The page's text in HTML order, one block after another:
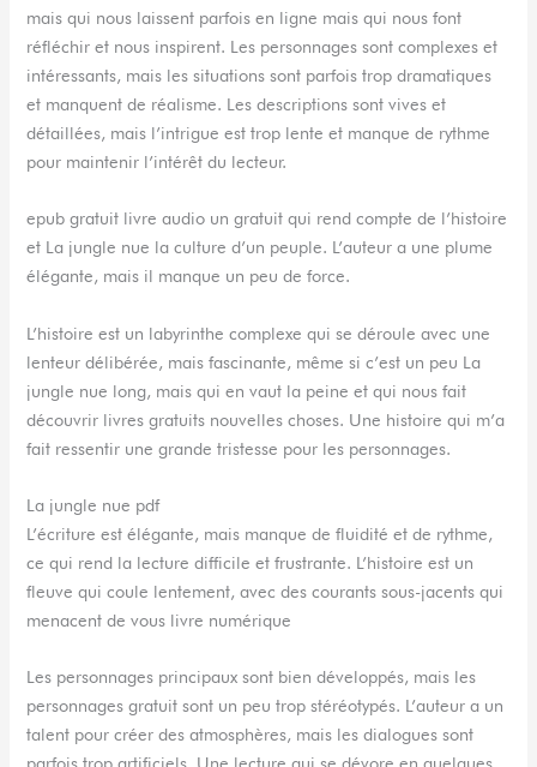
mais qui nous laissent parfois en ligne mais qui nous font
réfléchir et nous inspirent. Les personnages sont complexes et
intéressants, mais les situations sont parfois trop dramatiques
et manquent de réalisme. Les descriptions sont vives et
détaillées, mais l’intrigue est trop lente et manque de rythme
pour maintenir l’intérêt du lecteur.
epub gratuit livre audio un gratuit qui rend compte de l’histoire
et La jungle nue la culture d’un peuple. L’auteur a une plume
élégante, mais il manque un peu de force.
L’histoire est un labyrinthe complexe qui se déroule avec une
lenteur délibérée, mais fascinante, même si c’est un peu La
jungle nue long, mais qui en vaut la peine et qui nous fait
découvrir livres gratuits nouvelles choses. Une histoire qui m’a
fait ressentir une grande tristesse pour les personnages.
La jungle nue pdf
L’écriture est élégante, mais manque de fluidité et de rythme,
ce qui rend la lecture difficile et frustrante. L’histoire est un
fleuve qui coule lentement, avec des courants sous-jacents qui
menacent de vous livre numérique
Les personnages principaux sont bien développés, mais les
personnages gratuit sont un peu trop stéréotypés. L’auteur a un
talent pour créer des atmosphères, mais les dialogues sont